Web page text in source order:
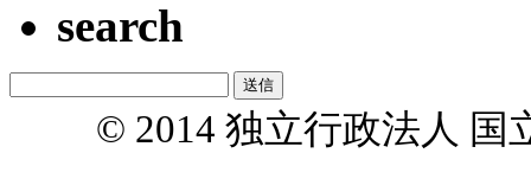
search
© 2014 独立行政法人 国